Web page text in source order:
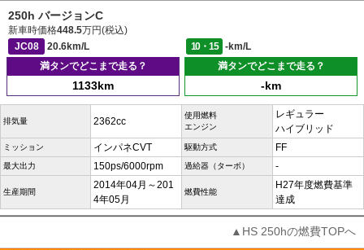
250h バージョンC
新車時価格448.5万円(税込)
JC08
20.6km/L 10・15
-km/L
満タンでどこまで走る？
1133km
満タンでどこまで走る？
-km
排気量 2362cc
使用燃料
エンジン
レギュラー
ハイブリッド
ミッション インパネCVT 駆動方式 FF
最大出力 150ps/6000rpm 過給器（ターボ） -
生産期間
2014年04月～201
4年05月
燃費性能
H27年度燃費基準
達成
▲HS 250hの燃費TOPへ